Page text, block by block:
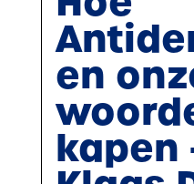
en
kapen